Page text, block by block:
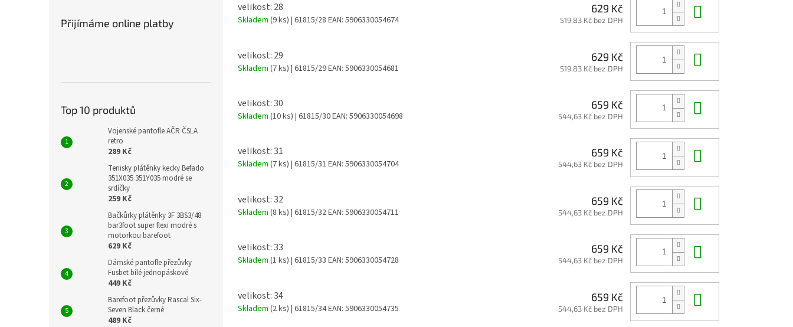
Přijímáme online platby
Top 10 produktů
Vojenské pantofle AČR ČSLA
retro
289 Kč
Tenisky plátěnky kecky Befado
351X035 351Y035 modré se
srdíčky
259 Kč
Bačkůrky plátěnky 3F 3BS3/48
bar3foot super flexi modré s
motorkou barefoot
629 Kč
Dámské pantofle přezůvky
Fusbet bílé jednopáskové
449 Kč
Barefoot přezůvky Rascal Six-
Seven Black černé
489 Kč
velikost: 28
Skladem (9 ks) | 61815/28 EAN: 5906330054674
629 Kč
519,83 Kč bez DPH
velikost: 29
Skladem (7 ks) | 61815/29EAN: 5906330054681
629 Kč
519,83 Kč bez DPH
velikost: 30
Skladem (10 ks) | 61815/30EAN: 5906330054698
659 Kč
544,63 Kč bez DPH
velikost: 31
Skladem (7 ks) | 61815/31 EAN: 5906330054704
659 Kč
544,63 Kč bez DPH
velikost: 32
Skladem (8 ks) | 61815/32EAN: 5906330054711
659 Kč
544,63 Kč bez DPH
velikost: 33
Skladem (1 ks) | 61815/33 EAN: 5906330054728
659 Kč
544,63 Kč bez DPH
velikost: 34
Skladem (2 ks) | 61815/34EAN: 5906330054735
659 Kč
544,63 Kč bez DPH